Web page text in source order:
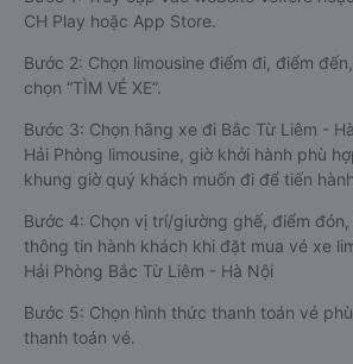
CH Play hoặc App Store.
Bước 2: Chọn limousine điểm đi, điểm
chọn “TÌM VÉ XE”.
Bước 3: Chọn hãng xe đi Bắc Từ Liêm -
Hải Phòng limousine, giờ khởi hành phù
khung giờ quý khách muốn đi để tiến
Bước 4: Chọn vị trí/giường ghế, điểm
thông tin hành khách khi đặt mua vé xe
Hải Phòng Bắc Từ Liêm - Hà Nội
Bước 5: Chọn hình thức thanh toán vé
thanh toán vé.